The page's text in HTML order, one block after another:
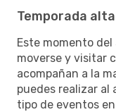
Temporada
Este momento del
moverse y visitar
acompañan a la
puedes realizar
tipo de eventos